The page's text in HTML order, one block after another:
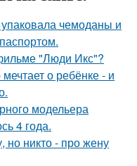
чемоданы и
"Люди Икс"?
о ребёнке - и
модельера
4 года.
но никто - про жену